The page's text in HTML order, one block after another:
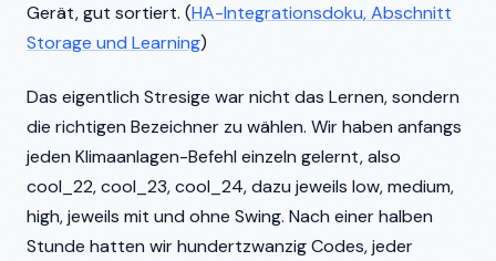
Gerät, gut sortiert. (HA-Integrationsdoku, Abschnitt
Storage und Learning)
Das eigentlich Stresige war nicht das Lernen, sondern
die richtigen Bezeichner zu wählen. Wir haben anfangs
jeden Klimaanlagen-Befehl einzeln gelernt, also
cool_22, cool_23, cool_24, dazu jeweils low, medium,
high, jeweils mit und ohne Swing. Nach einer halben
Stunde hatten wir hundertzwanzig Codes, jeder